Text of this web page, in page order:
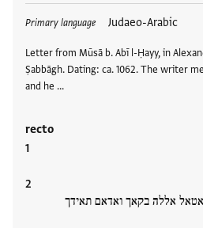
Primary language Judaeo-Arabic
Letter from Mūsā b. Abī l-Ḥayy, in
Ṣabbāgh. Dating: ca. 1062. The writer
and he …
recto
אטאל אללה בקאך ואדאם תאידך
Tags